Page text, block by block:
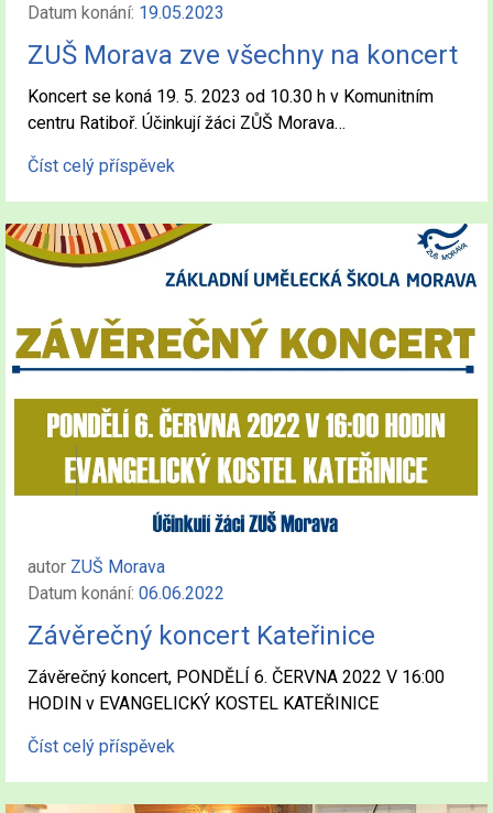
Datum konání: 19.05.2023
ZUŠ Morava zve všechny na koncert
Koncert se koná 19. 5. 2023 od 10.30 h v Komunitním
centru Ratiboř. Účinkují žáci ZŮŠ Morava…
Číst celý příspěvek
autor ZUŠ Morava
Datum konání: 06.06.2022
Závěrečný koncert Kateřinice
Závěrečný koncert, PONDĚLÍ 6. ČERVNA 2022 V 16:00
HODIN v EVANGELICKÝ KOSTEL KATEŘINICE
Číst celý příspěvek